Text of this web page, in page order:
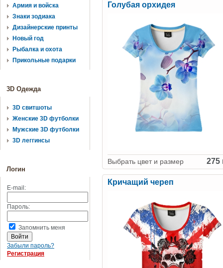
Армия и войска
Знаки зодиака
Дизайнерские принты
Новый год
Рыбалка и охота
Прикольные подарки
3D Одежда
3D свитшоты
Женские 3D футболки
Мужские 3D футболки
3D леггинсы
Логин
E-mail:
Пароль:
Запомнить меня
Забыли пароль?
Регистрация
Голубая орхидея
Выбрать цвет и размер 275
Кричащий череп